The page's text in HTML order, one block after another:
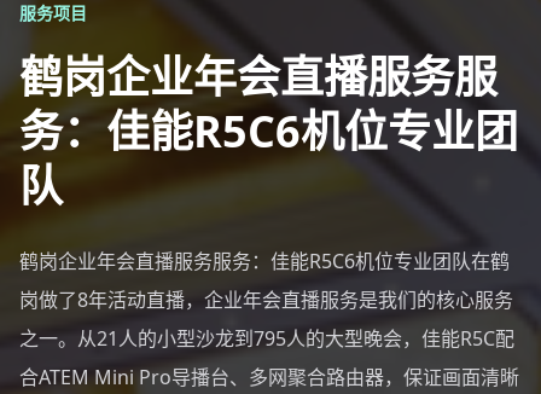
服务项目
鹤岗企业年会直播服务服
务：佳能R5C6机位专业团
队
鹤岗企业年会直播服务服务：佳能R5C6机位专业团队在鹤
岗做了8年活动直播，企业年会直播服务是我们的核心服务
之一。从21人的小型沙龙到795人的大型晚会，佳能R5C配
合ATEM Mini Pro导播台、多网聚合路由器，保证画面清晰